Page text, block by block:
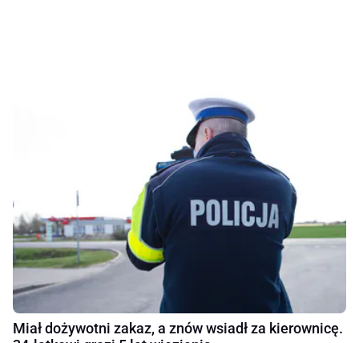
Miał dożywotni zakaz, a znów wsiadł za kierownicę.